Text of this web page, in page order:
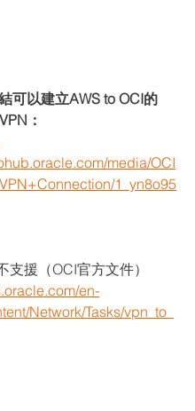
可以建立AWS to OCI的
：
media/OCI
1_yn8o95
支援（OCI官方文件）
en-
Network/Tasks/vpn_to_